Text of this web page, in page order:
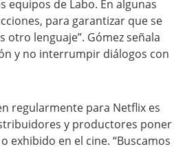
equipos de Labo. En algunas
para garantizar que se
otro lenguaje”. Gómez señala
y no interrumpir diálogos con
regularmente para Netflix es
y productores poner
en el cine. “Buscamos